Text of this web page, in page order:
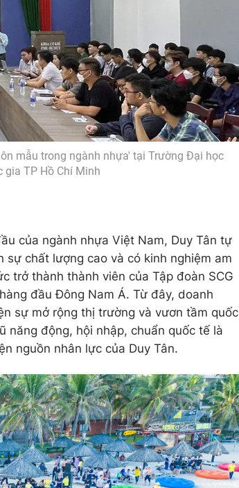
mẫu trong ngành nhựa' tại Trường Đại học
gia TP Hồ Chí Minh
của ngành nhựa Việt Nam, Duy Tân tự
chất lượng cao và có kinh nghiệm am
trở thành thành viên của Tập đoàn SCG
đầu Đông Nam Á. Từ đây, doanh
sự mở rộng thị trường và vươn tầm quốc
năng động, hội nhập, chuẩn quốc tế là
nguồn nhân lực của Duy Tân.